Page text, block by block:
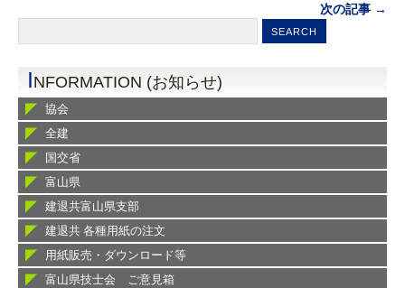
次の記事 →
INFORMATION (お知らせ)
協会
全建
国交省
富山県
建退共富山県支部
建退共 各種用紙の注文
用紙販売・ダウンロード等
富山県技士会 ご意見箱